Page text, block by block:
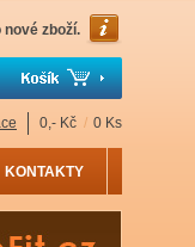
zboží.
0,- Kč / 0 Ks
KONTAKTY